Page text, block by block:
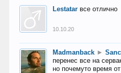
Lestatar все отлично
10.10.20
Madmanback ►
перенес все на
но почемуто время